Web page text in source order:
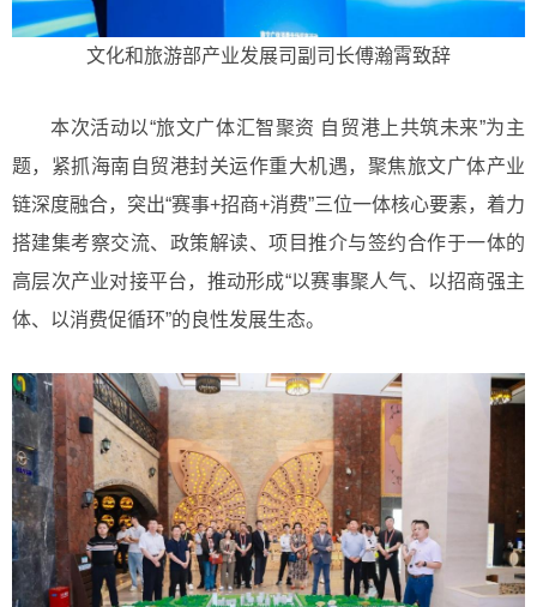
文化和旅游部产业发展司副司长傅瀚霄致辞
本次活动以“旅文广体汇智聚资 自贸港上共筑未来”为主
题，紧抓海南自贸港封关运作重大机遇，聚焦旅文广体产业
链深度融合，突出“赛事+招商+消费”三位一体核心要素，着力
搭建集考察交流、政策解读、项目推介与签约合作于一体的
高层次产业对接平台，推动形成“以赛事聚人气、以招商强主
体、以消费促循环”的良性发展生态。